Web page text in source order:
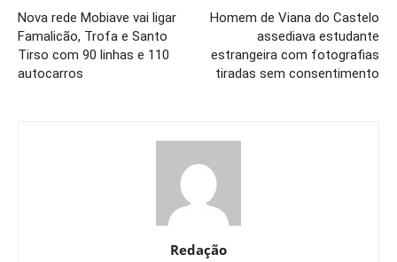
Nova rede Mobiave vai ligar
Famalicão, Trofa e Santo
Tirso com 90 linhas e 110
autocarros
Homem de Viana do Castelo
assediava estudante
estrangeira com fotografias
tiradas sem consentimento
Redação